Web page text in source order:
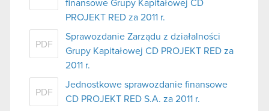
finansowe Grupy Kapitałowej CD
PROJEKT RED za 2011 r.
PDF
Sprawozdanie Zarządu z działalności
Grupy Kapitałowej CD PROJEKT RED za
2011 r.
PDF
Jednostkowe sprawozdanie finansowe
CD PROJEKT RED S.A. za 2011 r.